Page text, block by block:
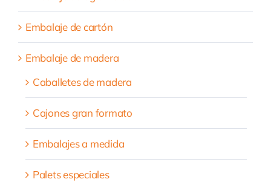
Embalaje de cartón
Embalaje de madera
Caballetes de madera
Cajones gran formato
Embalajes a medida
Palets especiales